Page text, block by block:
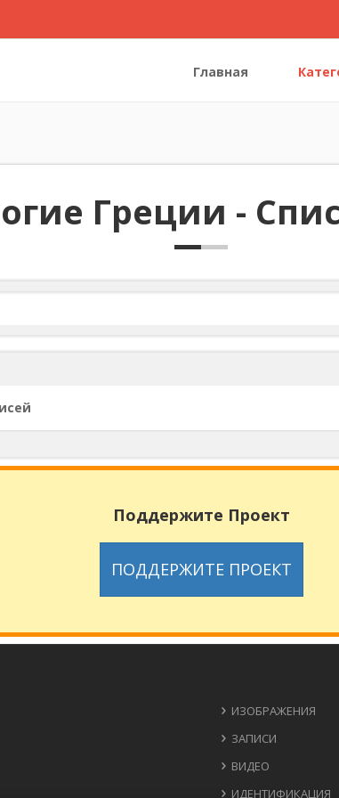
Главная
Греции -
Поддержите Проект
ПОДДЕРЖИТЕ ПРОЕКТ
ИЗОБРАЖЕНИЯ
ЗАПИСИ
ВИДЕО
ИДЕНТИФИКАЦИЯ